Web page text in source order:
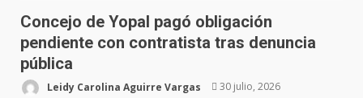
Concejo de Yopal pagó obligación
pendiente con contratista tras denuncia
pública
Leidy Carolina Aguirre Vargas 30 julio, 2026